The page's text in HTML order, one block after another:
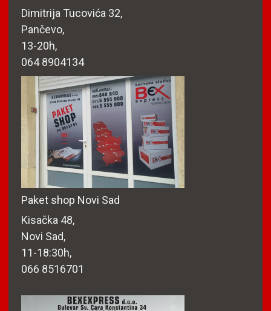
Dimitrija Tucovića 32,
Pančevo,
13-20h,
064 8904134
Paket shop Novi Sad
Kisačka 48,
Novi Sad,
11-18:30h,
066 8516701